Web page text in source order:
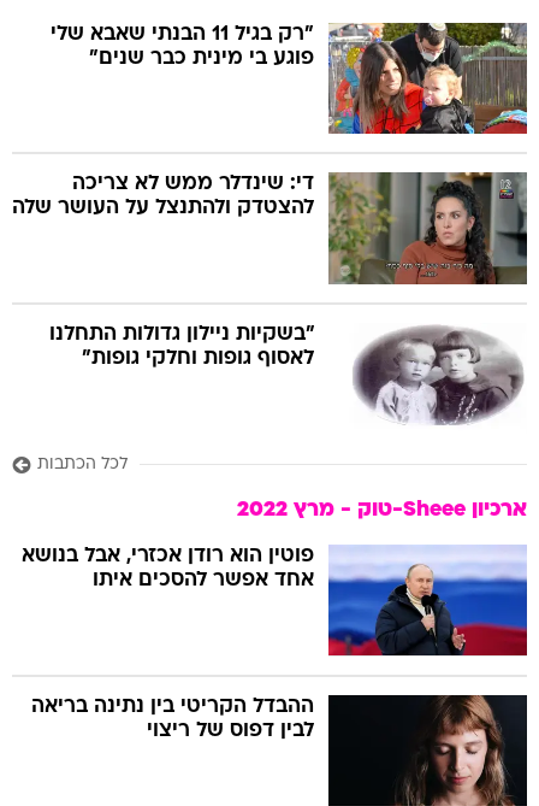
"רק בגיל 11 הבנתי שאבא שלי
פוגע בי מינית כבר שנים"
די: שינדלר ממש לא צריכה
להצטדק ולהתנצל על העושר שלה
"בשקיות ניילון גדולות התחלנו
לאסוף גופות וחלקי גופות"
לכל הכתבות
ארכיון Sheee-טוק - מרץ 2022
פוטין הוא רודן אכזרי, אבל בנושא
אחד אפשר להסכים איתו
ההבדל הקריטי בין נתינה בריאה
לבין דפוס של ריצוי